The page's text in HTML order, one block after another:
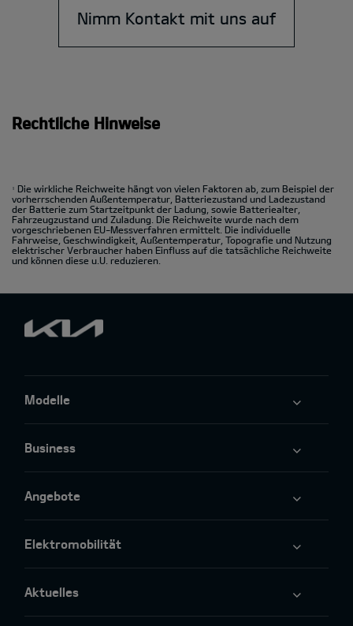
Nimm Kontakt mit uns auf
Rechtliche Hinweise
1
Die wirkliche Reichweite hängt von vielen Faktoren ab, zum Beispiel der
vorherrschenden Außentemperatur, Batteriezustand und Ladezustand
der Batterie zum Startzeitpunkt der Ladung, sowie Batteriealter,
Fahrzeugzustand und Zuladung. Die Reichweite wurde nach dem
vorgeschriebenen EU-Messverfahren ermittelt. Die individuelle
Fahrweise, Geschwindigkeit, Außentemperatur, Topografie und Nutzung
elektrischer Verbraucher haben Einfluss auf die tatsächliche Reichweite
und können diese u.U. reduzieren.
Modelle
Business
Angebote
Elektromobilität
Aktuelles